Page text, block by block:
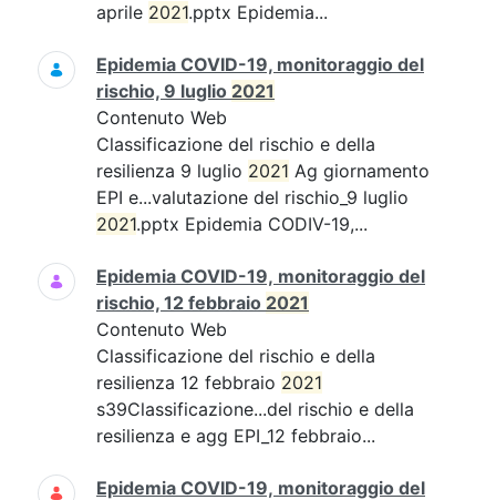
aprile 2021.pptx Epidemia...
Epidemia COVID-19, monitoraggio del
rischio, 9 luglio 2021
Contenuto Web
Classificazione del rischio e della
resilienza 9 luglio 2021 Ag giornamento
EPI e...valutazione del rischio_9 luglio
2021.pptx Epidemia CODIV-19,...
Epidemia COVID-19, monitoraggio del
rischio, 12 febbraio 2021
Contenuto Web
Classificazione del rischio e della
resilienza 12 febbraio 2021
s39Classificazione...del rischio e della
resilienza e agg EPI_12 febbraio...
Epidemia COVID-19, monitoraggio del